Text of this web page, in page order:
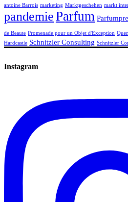
antoine Barrois marketing Marktgeschehen markt
pandemieParfum
de Beaute Promenade pour un Objet d'Exception
Hardcastle Schnitzler Consulting Schnitzler
Instagram